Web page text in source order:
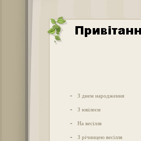
- З днем народження
- З ювілеєм
- На весілля
- З річницею весілля